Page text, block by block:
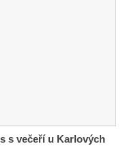
s večeří u Karlových